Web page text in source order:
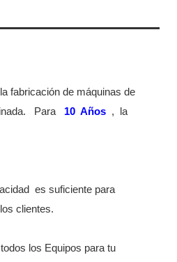
fabricación de máquinas de
Para 10 Años ,
la
es suficiente para
clientes.
los Equipos para tu